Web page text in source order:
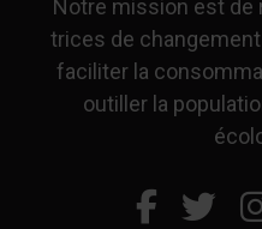
Notre mission est de
trices de
faciliter la
outiller la
Ce